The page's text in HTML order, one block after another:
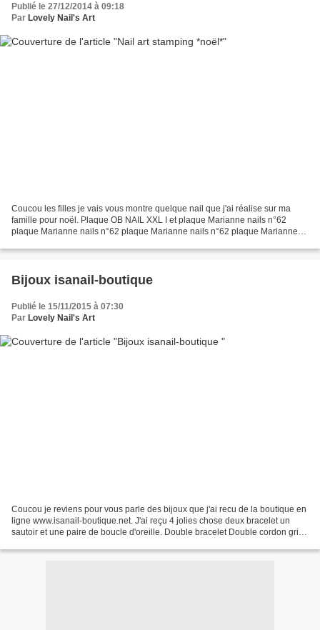
Publié le 27/12/2014 à 09:18
Par Lovely Nail's Art
Coucou les filles je vais vous montre quelque nail que j'ai réalise sur ma
famille pour noël. Plaque OB NAIL XXL I et plaque Marianne nails n°62
plaque Marianne nails n°62 plaque Marianne nails n°62 plaque Marianne
Bijoux isanail-boutique
Publié le 15/11/2015 à 07:30
Par Lovely Nail's Art
Coucou je reviens pour vous parle des bijoux que j'ai recu de la boutique en
ligne www.isanail-boutique.net. J'ai reçu 4 jolies chose deux bracelet un
sautoir et une paire de boucle d'oreille. Double bracelet Double cordon gris